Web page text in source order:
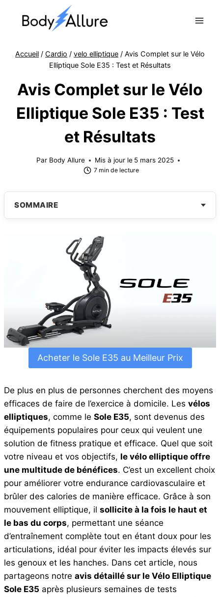
Accueil / Cardio / velo elliptique / Avis Complet sur le Vélo
Elliptique Sole E35 : Test et Résultats
Avis Complet sur le Vélo
Elliptique Sole E35 : Test
et Résultats
Par Body Allure Mis à jour le 5 mars 2025
7 min de lecture
SOMMAIRE
Acheter le Sole E35 au Meilleur Prix
De plus en plus de personnes cherchent des moyens
efficaces de faire de l’exercice à domicile. Les vélos
elliptiques, comme le Sole E35, sont devenus des
équipements populaires pour ceux qui veulent une
solution de fitness pratique et efficace. Quel que soit
votre niveau et vos objectifs, le vélo elliptique offre
une multitude de bénéfices. C’est un excellent choix
pour améliorer votre endurance cardiovasculaire et
brûler des calories de manière efficace. Grâce à son
mouvement elliptique, il sollicite à la fois le haut et
le bas du corps, permettant une séance
d’entraînement complète tout en étant doux pour les
articulations, idéal pour éviter les impacts élevés sur
les genoux et les hanches. Dans cet article, nous
partageons notre avis détaillé sur le Vélo Elliptique
Sole E35 après plusieurs semaines de tests